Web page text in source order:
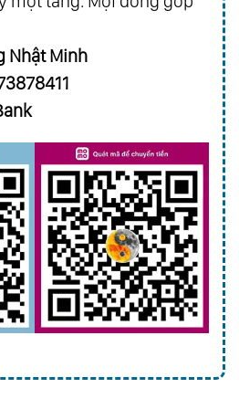
Nhật Minh